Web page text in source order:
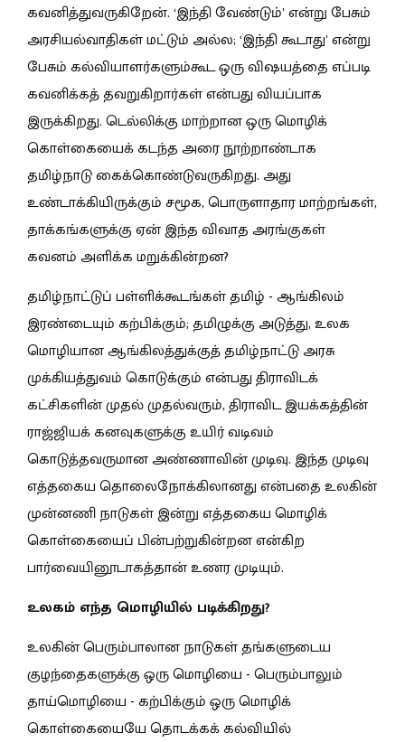
கவனித்துவருகிறேன். ‘இந்தி வேண்டும்’ என்று பேசும்
அரசியல்வாதிகள் மட்டும் அல்ல; ‘இந்தி கூடாது’ என்று
பேசும் கல்வியாளர்களும்கூட ஒரு விஷயத்தை எப்படி
கவனிக்கத் தவறுகிறார்கள் என்பது வியப்பாக
இருக்கிறது. டெல்லிக்கு மாற்றான ஒரு மொழிக்
கொள்கையைக் கடந்த அரை நூற்றாண்டாக
தமிழ்நாடு கைக்கொண்டுவருகிறது. அது
உண்டாக்கியிருக்கும் சமூக, பொருளாதார மாற்றங்கள்,
தாக்கங்களுக்கு ஏன் இந்த விவாத அரங்குகள்
கவனம் அளிக்க மறுக்கின்றன?
தமிழ்நாட்டுப் பள்ளிக்கூடங்கள் தமிழ் - ஆங்கிலம்
இரண்டையும் கற்பிக்கும்; தமிழுக்கு அடுத்து, உலக
மொழியான ஆங்கிலத்துக்குத் தமிழ்நாட்டு அரசு
முக்கியத்துவம் கொடுக்கும் என்பது திராவிடக்
கட்சிகளின் முதல் முதல்வரும், திராவிட இயக்கத்தின்
ராஜ்ஜியக் கனவுகளுக்கு உயிர் வடிவம்
கொடுத்தவருமான அண்ணாவின் முடிவு. இந்த முடிவு
எத்தகைய தொலைநோக்கிலானது என்பதை உலகின்
முன்னணி நாடுகள் இன்று எத்தகைய மொழிக்
கொள்கையைப் பின்பற்றுகின்றன என்கிற
பார்வையினூடாகத்தான் உணர முடியும்.
உலகம் எந்த மொழியில் படிக்கிறது?
உலகின் பெரும்பாலான நாடுகள் தங்களுடைய
குழந்தைகளுக்கு ஒரு மொழியை - பெரும்பாலும்
தாய்மொழியை - கற்பிக்கும் ஒரு மொழிக்
கொள்கையையே தொடக்கக் கல்வியில்